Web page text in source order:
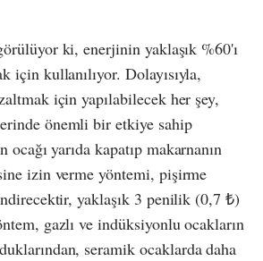
ki, enerjinin yaklaşık %60'ı
için kullanılıyor. Dolayısıyla,
için yapılabilecek her şey,
önemli bir etkiye sahip
ocağı yarıda kapatıp makarnanın
izin verme yöntemi, pişirme
yaklaşık 3 penilik (0,7 ₺)
gazlı ve indüksiyonlu ocakların
seramik ocaklarda daha